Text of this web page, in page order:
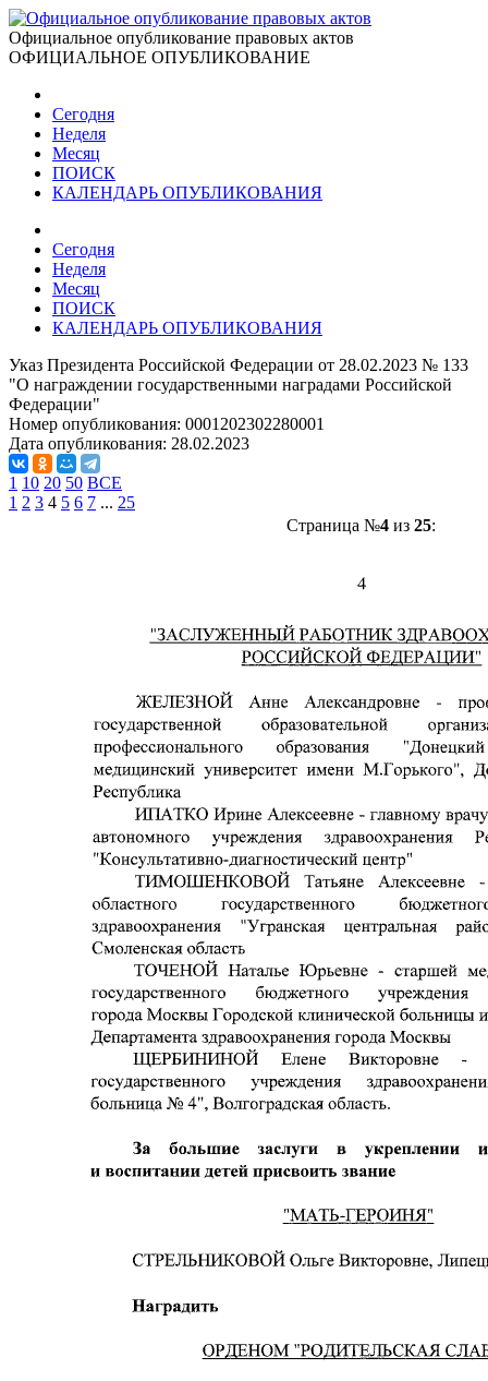
Официальное опубликование правовых актов
ОФИЦИАЛЬНОЕ ОПУБЛИКОВАНИЕ
Сегодня
Неделя
Месяц
ПОИСК
КАЛЕНДАРЬ ОПУБЛИКОВАНИЯ
Сегодня
Неделя
Месяц
ПОИСК
КАЛЕНДАРЬ ОПУБЛИКОВАНИЯ
Указ Президента Российской Федерации от 28.02.2023 № 133
"О награждении государственными наградами Российской
Федерации"
Номер опубликования: 0001202302280001
Дата опубликования: 28.02.2023
1 10 20 50 ВСЕ
1 2 3 4 5 6 7 ... 25
Страница №4из 25: